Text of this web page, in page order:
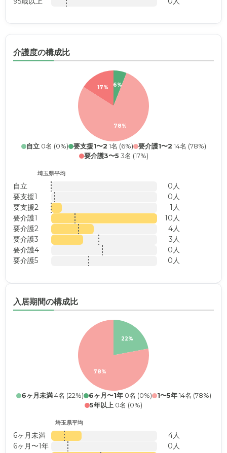
介護度の構成比
6%
78%
17%
自立0名 (0%) 要支援1〜2 1名 (6%) 要介護1〜2 14名 (78%)
要介護3〜5 3名 (17%)
埼玉県平均
自立
0人
要支援1
0人
要支援2
1人
要介護1
10人
要介護2
4人
要介護3
3人
要介護4
0人
要介護5
0人
入居期間の構成比
22%
78%
6ヶ月未満4名 (22%) 6ヶ月〜1年0名 (0%) 1〜5年14名 (78%)
5年以上 0名 (0%)
埼玉県平均
6ヶ月未満
4人
6ヶ月〜1年
0人